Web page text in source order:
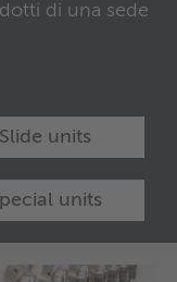
di una sede
Slide units
units